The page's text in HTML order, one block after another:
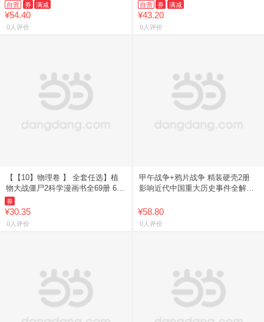
自营 券 满减
¥54.40
0人评价
自营 券 满减
¥43.20
0人评价
【【10】物理卷 】 全套任选】植
物大战僵尸2科学漫画书全69册 6-
12岁小学生课外书漫画探案卷机械
卷毒物卷经济生活卷
券
¥30.35
0人评价
甲午战争+鸦片战争 精装硬壳2册
影响近代中国重大历史事件全解析
年近代史启蒙科普读物
¥58.80
0人评价